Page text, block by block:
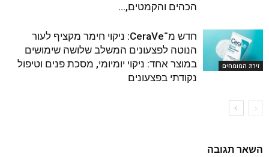
הכהים והקמטים,...
זירת המומחים
חדש מ־CeraVe: ניקוי חימר מקציף לעור
הנוטה לפצעונים המשלב שלושה שימושים
במוצר אחד: ניקוי יומיומי, מסכת פנים וטיפול
נקודתי בפצעונים
השאר תגובה